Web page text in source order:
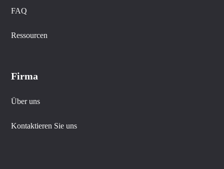
FAQ
Ressourcen
Firma
Über uns
Kontaktieren Sie uns